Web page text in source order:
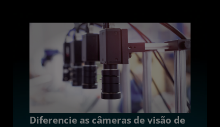
Diferencie as câmeras de visão de